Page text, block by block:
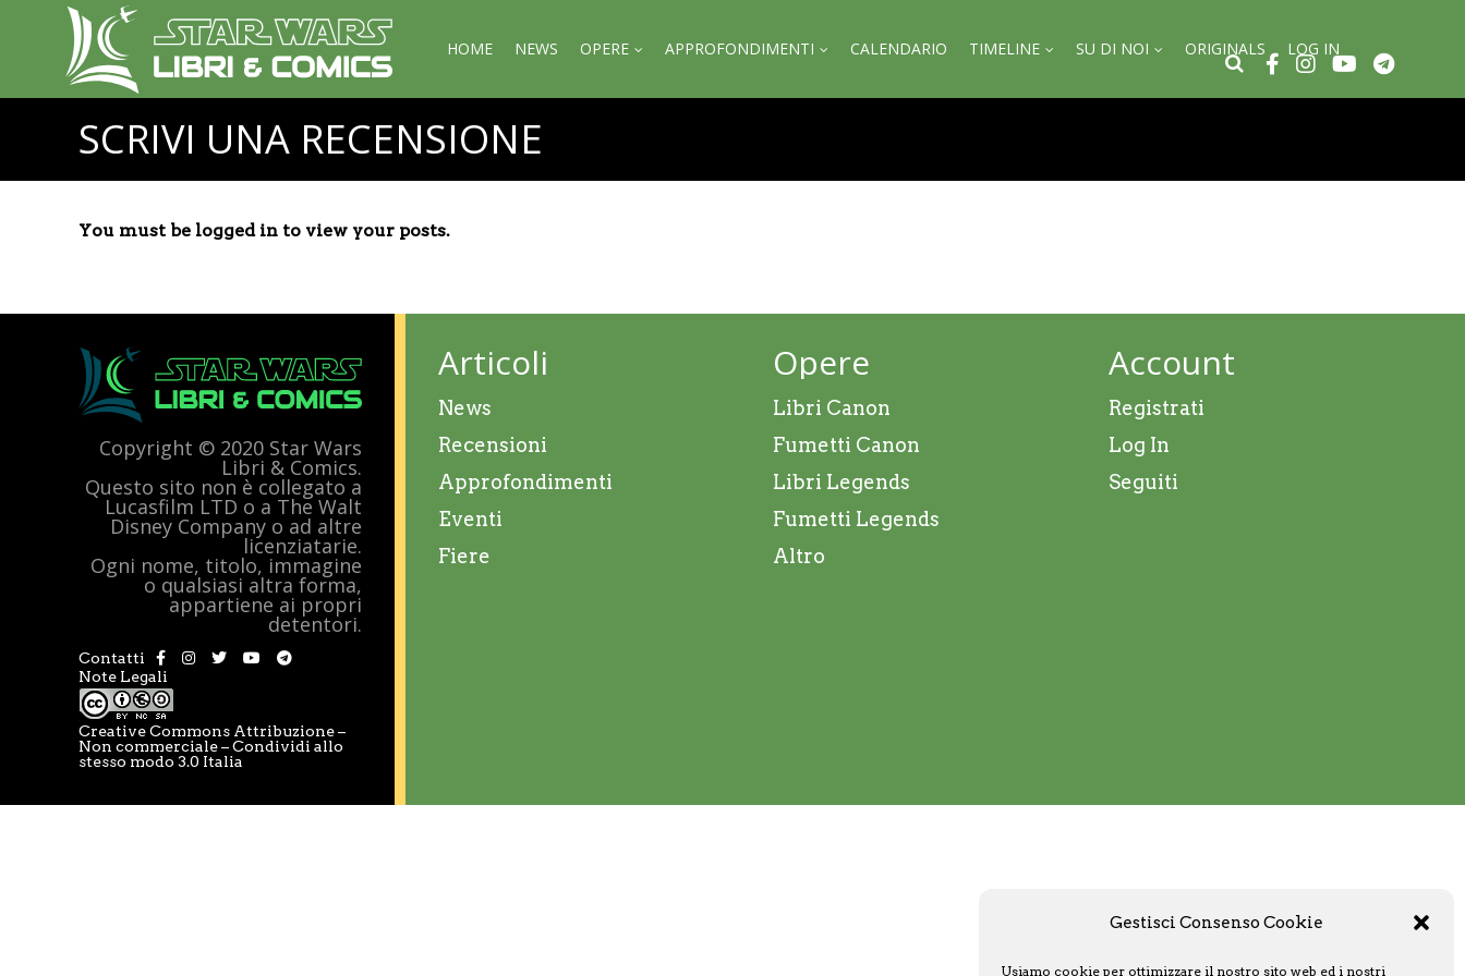
Gestisci Consenso Cookie
Usiamo cookie per ottimizzare il nostro sito web ed i nostri
HOME NEWS OPERE APPROFONDIMENTI CALENDARIO TIMELINE SU DI NOI ORIGINALS LOG IN
SCRIVI UNA RECENSIONE
You must be logged in to view your posts.
Copyright © 2020 Star Wars
Libri & Comics.
Questo sito non è collegato a
Lucasfilm LTD o a The Walt
Disney Company o ad altre
licenziatarie.
Ogni nome, titolo, immagine
o qualsiasi altra forma,
appartiene ai propri
detentori.
Contatti
Note Legali
Creative Commons Attribuzione –
Non commerciale – Condividi allo
stesso modo 3.0 Italia
Articoli
News
Recensioni
Approfondimenti
Eventi
Fiere
Opere
Libri Canon
Fumetti Canon
Libri Legends
Fumetti Legends
Altro
Account
Registrati
Log In
Seguiti